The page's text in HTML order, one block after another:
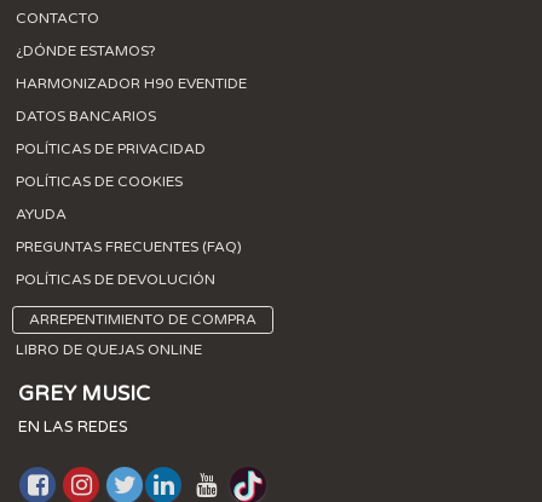
CONTACTO
¿DÓNDE ESTAMOS?
HARMONIZADOR H90 EVENTIDE
DATOS BANCARIOS
POLÍTICAS DE PRIVACIDAD
POLÍTICAS DE COOKIES
AYUDA
PREGUNTAS FRECUENTES (FAQ)
POLÍTICAS DE DEVOLUCIÓN
ARREPENTIMIENTO DE COMPRA
LIBRO DE QUEJAS ONLINE
GREY MUSIC
EN LAS REDES